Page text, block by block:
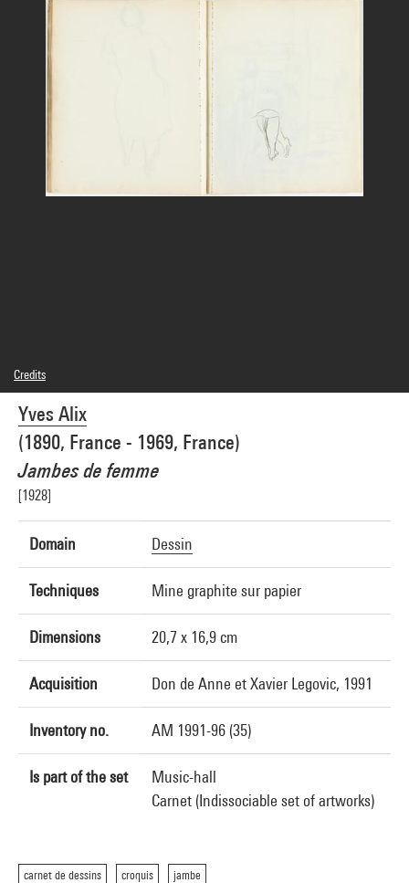
Yves Alix
(1890, France - 1969, France)
Jambes de femme
[1928]
Domain Dessin
Techniques Mine graphite sur papier
Dimensions 20,7 x 16,9 cm
Acquisition Don de Anne et Xavier Legovic, 1991
Inventory no. AM 1991-96 (35)
Is part of the set
Music-hall
Carnet (Indissociable set of artworks)
carnet de dessins croquis jambe
Credits
© Adagp, Paris
Photo credits : Centre Pompidou, MNAM-CCI/Bertrand Prévost/Dist. GrandPalaisRmn
Image reference : 4N79625
Image presentation :GrandPalaisRmnPhoto